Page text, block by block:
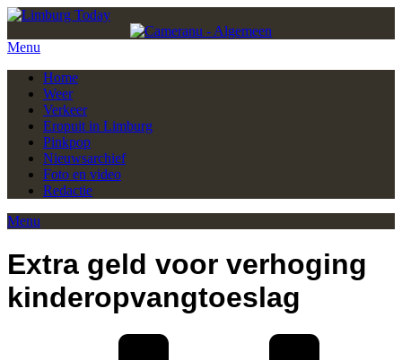
Menu
Home
Weer
Verkeer
Eropuit in Limburg
Pinkpop
Nieuwsarchief
Foto en video
Redactie
Menu
Extra geld voor verhoging
kinderopvangtoeslag